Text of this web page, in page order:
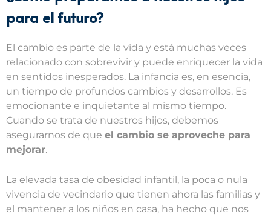
para el futuro?
El cambio es parte de la vida y está muchas veces
relacionado con sobrevivir y puede enriquecer la vida
en sentidos inesperados. La infancia es, en esencia,
un tiempo de profundos cambios y desarrollos. Es
emocionante e inquietante al mismo tiempo.
Cuando se trata de nuestros hijos, debemos
asegurarnos de que el cambio se aproveche para
mejorar.
La elevada tasa de obesidad infantil, la poca o nula
vivencia de vecindario que tienen ahora las familias y
el mantener a los niños en casa, ha hecho que nos